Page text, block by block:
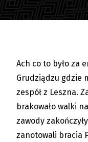
Ach co to było za
Grudziądzu gdzie
zespół z Leszna.
brakowało walki
zawody
zanotowali bracia